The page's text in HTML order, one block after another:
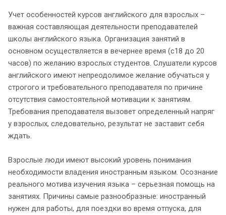
Учет особенностей курсов английского для взрослых –
важная составляющая деятельности преподавателей
школы английского языка. Организация занятий в
основном осуществляется в вечернее время (с18 до 20
часов) по желанию взрослых студентов. Слушатели курсов
английского имеют непреодолимое желание обучаться у
строгого и требовательного преподавателя по причине
отсутствия самостоятельной мотивации к занятиям.
Требования преподавателя вызовет определенный напряг
у взрослых, следовательно, результат не заставит себя
ждать.
Взрослые люди имеют высокий уровень понимания
необходимости владения иностранным языком. Осознание
реального мотива изучения языка – серьезная помощь на
занятиях. Причины самые разнообразные: иностранный
нужен для работы, для поездки во время отпуска, для